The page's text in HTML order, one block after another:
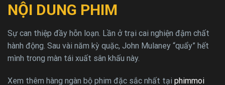
NỘI DUNG PHIM
Sự can thiệp đầy hỗn loạn. Lần ở trại cai nghiện đậm chất
hành động. Sau vài năm kỳ quặc, John Mulaney “quẩy” hết
mình trong màn tái xuất sân khấu này.
Xem thêm hàng ngàn bộ phim đặc sắc nhất tại phimmoi